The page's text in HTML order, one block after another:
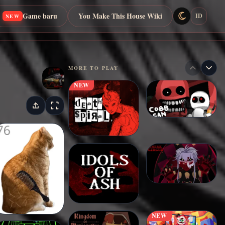
NEW Game baru You Make This House Wiki ID
MORE TO PLAY
NEW
NEW